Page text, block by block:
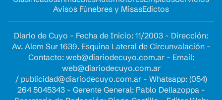
Avisos Fúnebres y MisasEdictos
Diario de Cuyo - Fecha de Inicio: 11/2003 - Dirección:
Av. Alem Sur 1639. Esquina Lateral de Circunvalación -
Contacto: web@diariodecuyo.com.ar- Email:
web@diariodecuyo.com.ar
/ publicidad@diariodecuyo.com.ar- Whatsapp: (054)
264 5045343 - Gerente General: Pablo Dellazoppa -